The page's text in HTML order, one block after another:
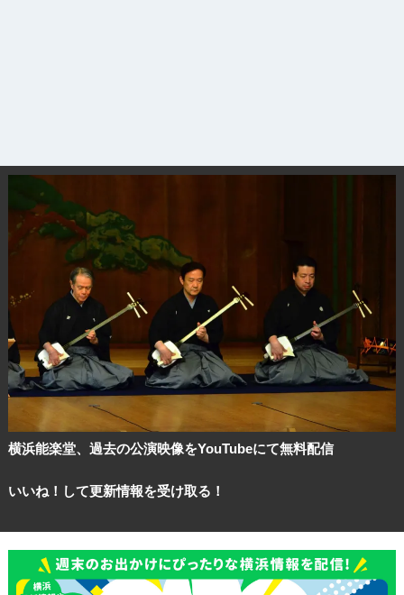
横浜能楽堂、過去の公演映像をYouTubeにて無料配信
いいね！して更新情報を受け取る！